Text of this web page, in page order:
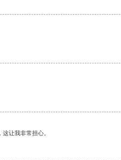
让我非常担心。